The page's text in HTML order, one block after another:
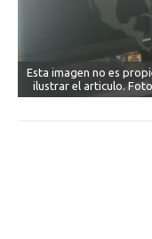
Esta imagen no es
ilustrar el articulo.